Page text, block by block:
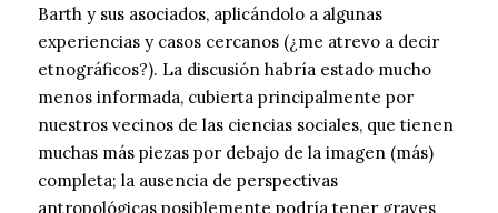
Barth y sus asociados, aplicándolo a algunas
experiencias y casos cercanos (¿me atrevo a decir
etnográficos?). La discusión habría estado mucho
menos informada, cubierta principalmente por
nuestros vecinos de las ciencias sociales, que tienen
muchas más piezas por debajo de la imagen (más)
completa; la ausencia de perspectivas
antropológicas posiblemente podría tener graves